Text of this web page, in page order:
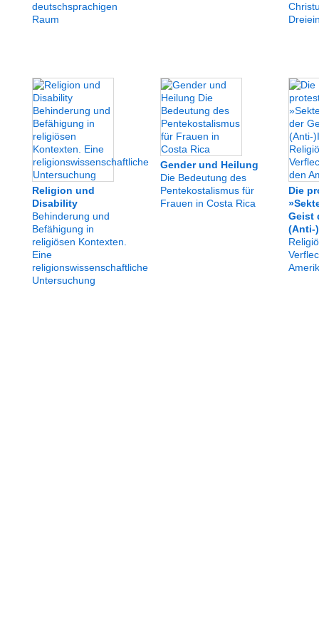
deutschsprachigen
Raum
Religion und
Disability
Behinderung und
Befähigung in
religiösen Kontexten.
Eine
religionswissenschaftliche
Untersuchung
Gender und Heilung
Die Bedeutung des
Pentekostalismus für
Frauen in Costa Rica
Die
Geist
(Anti-